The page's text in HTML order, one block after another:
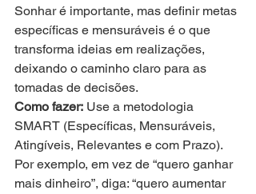
Sonhar é importante, mas definir metas
específicas e mensuráveis é o que
transforma ideias em realizações,
deixando o caminho claro para as
tomadas de decisões.
Como fazer: Use a metodologia
SMART (Específicas, Mensuráveis,
Atingíveis, Relevantes e com Prazo).
Por exemplo, em vez de “quero ganhar
mais dinheiro”, diga: “quero aumentar